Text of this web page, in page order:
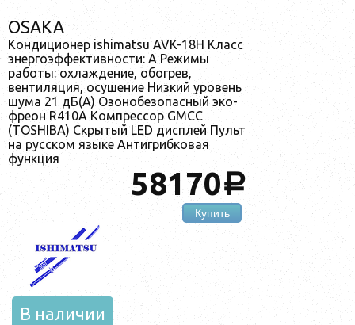
OSAKA
Кондиционер ishimatsu AVK-18H Класс
энергоэффективности: А Режимы
работы: охлаждение, обогрев,
вентиляция, осушение Низкий уровень
шума 21 дБ(А) Озонобезопасный эко-
фреон R410A Компрессор GMCC
(TOSHIBA) Скрытый LED дисплей Пульт
на русском языке Антигрибковая
функция
58170a
Купить
В наличии